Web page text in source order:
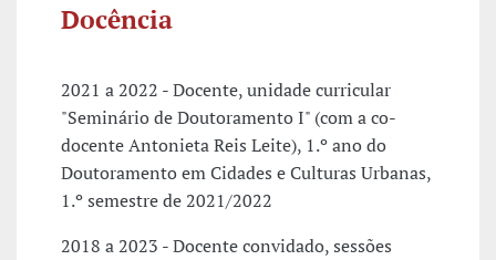
Docência
2021 a 2022 - Docente, unidade curricular
"Seminário de Doutoramento I" (com a co-
docente Antonieta Reis Leite), 1.º ano do
Doutoramento em Cidades e Culturas Urbanas,
1.º semestre de 2021/2022
2018 a 2023 - Docente convidado, sessões